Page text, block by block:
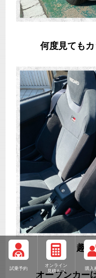
試乗予約
オンライン
見積もり
購入
何度見ても
趣
オープンカー